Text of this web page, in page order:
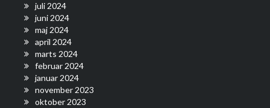
juli 2024
juni 2024
maj 2024
april 2024
marts 2024
februar 2024
januar 2024
november 2023
oktober 2023